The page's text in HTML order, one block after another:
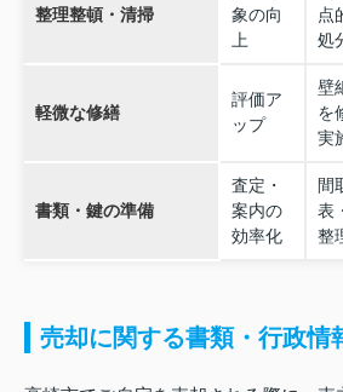
整理整頓・清掃
象の向
上
点
処
軽微な修繕
評価ア
ップ
壁
を
実
書類・鍵の準備
査定・
案内の
効率化
間
表
整
売却に関する書類・行政情